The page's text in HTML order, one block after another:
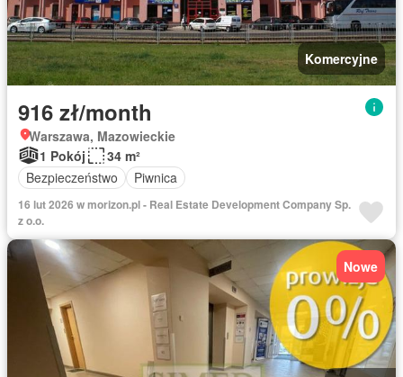
Komercyjne
916 zł/month
Warszawa, Mazowieckie
1 Pokój
34 m²
Bezpieczeństwo
Piwnica
16 lut 2026 w morizon.pl - Real Estate Development Company Sp.
z o.o.
Nowe